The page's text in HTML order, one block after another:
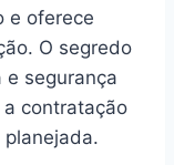
e oferece
O segredo
e segurança
contratação